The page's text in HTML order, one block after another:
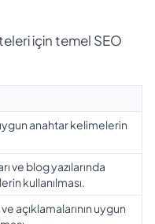
için temel SEO
anahtar kelimelerin
ve blog yazılarında
kullanılması.
açıklamalarının uygun